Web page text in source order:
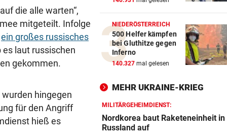
die alle warten“,
mitgeteilt. Infolge
ein großes russisches
es laut russischen
gekommen.
hingegen
für den Angriff
hieß es
Luxus am Meer! Sabalenka
gewährt private Einblicke
„IHR SEID DER HAMMER!“
Feuerwehr befreite Kalb aus
Hochgefühle dank Comeback
eines Kult-Sponsors
NIEDERÖSTERREICH
500 Helfer kämpfen
bei Gluthitze gegen
Inferno
140.327 mal gelesen
MEHR UKRAINE-KRIEG
MILITÄRGEHEIMDIENST:
Nordkorea baut Raketeneinheit in
Russland auf